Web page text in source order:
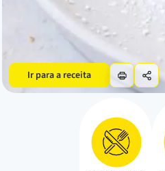
Ir para a receita